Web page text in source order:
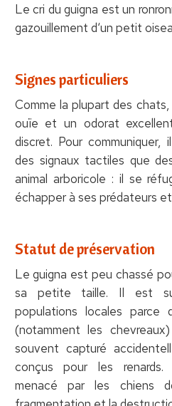
Le cri du guigna est un
gazouillement d‘un petit
Signes particuliers
Comme la plupart des
ouïe et un odorat
discret. Pour
des signaux tactiles que
animal arboricole : il se
échapper à ses prédateurs
Statut de préservation
Le guigna est peu chassé
sa petite taille. Il est
populations locales parce
(notamment les
souvent capturé
conçus pour les
menacé par les chiens